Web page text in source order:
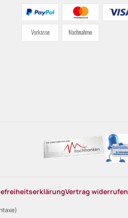
Vertrag widerrufen